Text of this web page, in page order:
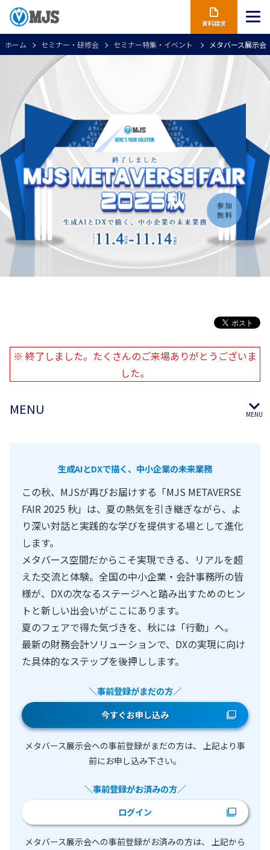
資料請求
ホーム セミナー・研修会 セミナー特集・イベント メタバース展示会
※ 終了しました。たくさんのご来場ありがとうございま
した。
MENU
生成AIとDXで描く、中小企業の未来業務
この秋、MJSが再びお届けする「MJS METAVERSE
FAIR 2025 秋」は、夏の熱気を引き継ぎながら、よ
り深い対話と実践的な学びを提供する場として進化
します。
メタバース空間だからこそ実現できる、リアルを超
えた交流と体験。全国の中小企業・会計事務所の皆
様が、DXの次なるステージへと踏み出すためのヒン
トと新しい出会いがここにあります。
夏のフェアで得た気づきを、秋には「行動」へ。
最新の財務会計ソリューションで、DXの実現に向け
た具体的なステップを後押しします。
＼事前登録がまだの方／
今すぐお申し込み
メタバース展示会への事前登録がまだの方は、
上記より事
前にお申し込み下さい。
＼事前登録がお済みの方／
ログイン
メタバース展示会への事前登録がお済みの方は、 上記から